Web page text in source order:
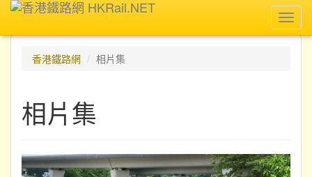
香港鐵路網
相片集
相片集